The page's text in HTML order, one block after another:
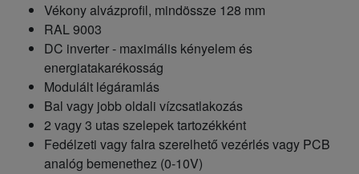
Vékony alvázprofil, mindössze 128 mm
RAL 9003
DC inverter - maximális kényelem és
energiatakarékosság
Modulált légáramlás
Bal vagy jobb oldali vízcsatlakozás
2 vagy 3 utas szelepek tartozékként
Fedélzeti vagy falra szerelhető vezérlés vagy PCB
analóg bemenethez (0-10V)